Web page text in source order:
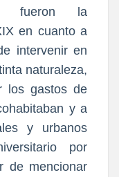
fueron la
en cuanto a
intervenir en
naturaleza,
los gastos de
y a
y urbanos
por
de mencionar